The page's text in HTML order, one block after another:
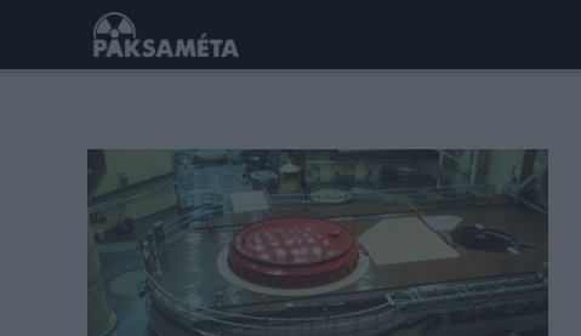
(Az Indexen 2018. január 24-én megjelent cikk
újraközlése) A hír, mely szerint Ausztria az Európai
Bírósághoz benyújtott keresetében kéri, hogy a
bíróság semmisítse meg az Európai Bizottság (EB)
Paks II megépítését jóváhagyó döntését, szinte minden
média címoldalán hozta. Az új osztrák kormányzat…